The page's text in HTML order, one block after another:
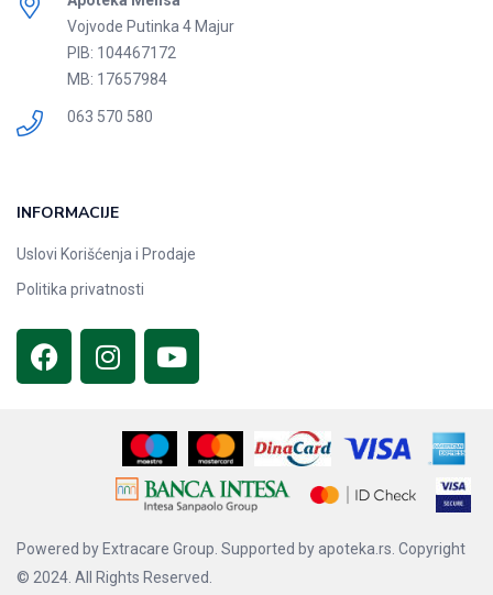
Vojvode Putinka 4 Majur
PIB: 104467172
MB: 17657984
063 570 580
INFORMACIJE
Uslovi Korišćenja i Prodaje
Politika privatnosti
Powered by Extracare Group. Supported by apoteka.rs. Copyright
© 2024. All Rights Reserved.